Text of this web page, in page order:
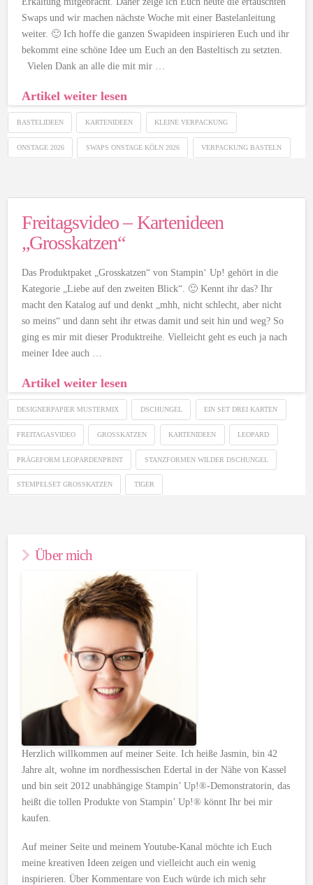
Swaps und wir machen nächste Woche mit einer Bastelanleitung
weiter. 🙂 Ich hoffe die ganzen Swapideen inspirieren Euch und ihr
bekommt eine schöne Idee um Euch an den Basteltisch zu setzten.
Vielen Dank an alle die mit mir …
Artikel weiter lesen
BASTELIDEEN KARTENIDEEN KLEINE VERPACKUNG
ONSTAGE 2026 SWAPS ONSTAGE KÖLN 2026 VERPACKUNG BASTELN
Freitagsvideo – Kartenideen
„Grosskatzen“
Das Produktpaket „Grosskatzen“ von Stampin‘ Up! gehört in die
Kategorie „Liebe auf den zweiten Blick“. 🙂 Kennt ihr das? Ihr
macht den Katalog auf und denkt „mhh, nicht schlecht, aber nicht
so meins“ und dann seht ihr etwas damit und seit hin und weg? So
ging es mir mit dieser Produktreihe. Vielleicht geht es euch ja nach
meiner Idee auch …
Artikel weiter lesen
DESIGNERPAPIER MUSTERMIX DSCHUNGEL EIN SET DREI KARTEN
FREITAGASVIDEO GROSSKATZEN KARTENIDEEN LEOPARD
PRÄGEFORM LEOPARDENPRINT STANZFORMEN WILDER DSCHUNGEL
STEMPELSET GROSSKATZEN TIGER
Über mich
Herzlich willkommen auf meiner Seite. Ich heiße Jasmin, bin 42
Jahre alt, wohne im nordhessischen Edertal in der Nähe von Kassel
und bin seit 2012 unabhängige Stampin’ Up!®-Demonstratorin, das
heißt die tollen Produkte von Stampin’ Up!® könnt Ihr bei mir
kaufen.
Auf meiner Seite und meinem Youtube-Kanal möchte ich Euch
meine kreativen Ideen zeigen und vielleicht auch ein wenig
inspirieren. Über Kommentare von Euch würde ich mich sehr